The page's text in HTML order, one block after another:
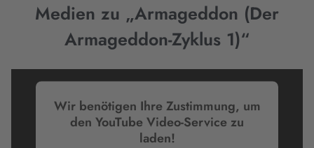
Medien zu „Armageddon (Der
Armageddon-Zyklus 1)“
Wir benötigen Ihre Zustimmung, um
den YouTube Video-Service zu
laden!